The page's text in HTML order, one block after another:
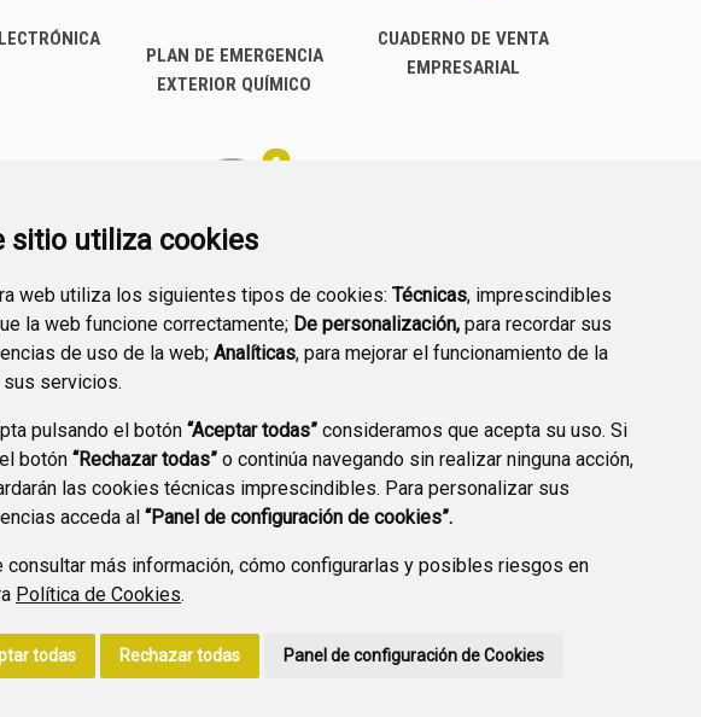
sitio utiliza cookies
web utiliza los siguientes tipos de cookies: Técnicas, imprescindibles
la web funcione correctamente; De personalización, para recordar sus
de uso de la web; Analíticas, para mejorar el funcionamiento de la
servicios.
pulsando el botón “Aceptar todas” consideramos que acepta su uso. Si
botón “Rechazar todas” o continúa navegando sin realizar ninguna acción,
las cookies técnicas imprescindibles. Para personalizar sus
acceda al “Panel de configuración de cookies”.
consultar más información, cómo configurarlas y posibles riesgos en
Política de Cookies.
todas Rechazar todas Panel de configuración de Cookies
PLAN DE EMERGENCIA
EXTERIOR QUÍMICO
CUADERNO DE VENTA
EMPRESARIAL
PREGUNTAS
FRECUENTES
PLAN DE ACCIÓN LOCAL
2030
POLÍTICA DE PRIVACIDAD ACCESIBILIDAD POLÍTICA DE COOKIES